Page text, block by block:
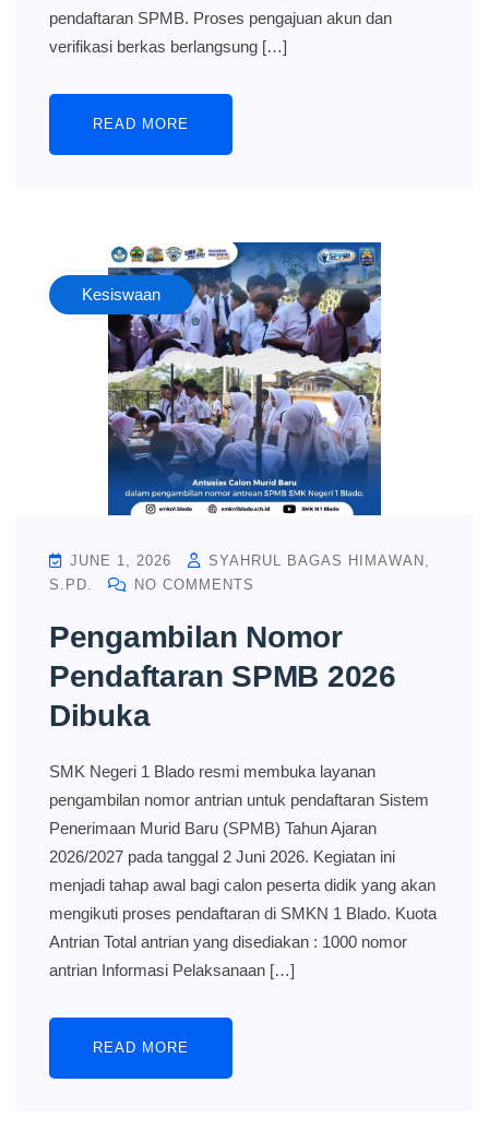
pendaftaran SPMB. Proses pengajuan akun dan
verifikasi berkas berlangsung […]
READ MORE
Kesiswaan
JUNE 1, 2026
SYAHRUL BAGAS HIMAWAN,
S.PD.
NO COMMENTS
Pengambilan Nomor
Pendaftaran SPMB 2026
Dibuka
SMK Negeri 1 Blado resmi membuka layanan
pengambilan nomor antrian untuk pendaftaran Sistem
Penerimaan Murid Baru (SPMB) Tahun Ajaran
2026/2027 pada tanggal 2 Juni 2026. Kegiatan ini
menjadi tahap awal bagi calon peserta didik yang akan
mengikuti proses pendaftaran di SMKN 1 Blado. Kuota
Antrian Total antrian yang disediakan : 1000 nomor
antrian Informasi Pelaksanaan […]
READ MORE